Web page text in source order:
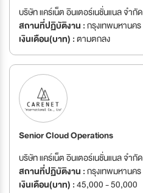
บริษัท แคร์เน็ต อินเตอร์เนชั่นแนล จำกัด
สถานที่ปฏิบัติงาน :กรุงเทพมหานคร
เงินเดือน(บาท) :ตามตกลง
Senior Cloud Operations
บริษัท แคร์เน็ต อินเตอร์เนชั่นแนล จำกัด
สถานที่ปฏิบัติงาน :กรุงเทพมหานคร
เงินเดือน(บาท) :45,000 - 50,000